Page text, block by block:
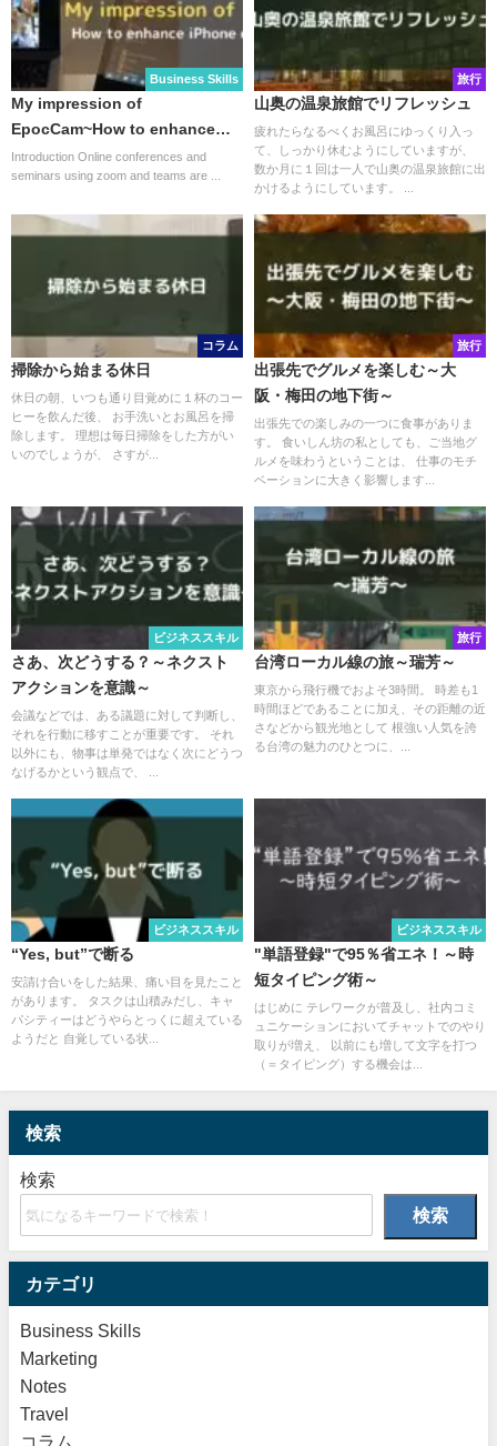
Business Skills
My impression of
EpocCam~How to enhance
iPhone on Business~
Introduction Online conferences and
seminars using zoom and teams are ...
旅行
山奥の温泉旅館でリフレッシュ
疲れたらなるべくお風呂にゆっくり入っ
て、しっかり休むようにしていますが、
数か月に１回は一人で山奥の温泉旅館に出
かけるようにしています。 ...
コラム
掃除から始まる休日
休日の朝、いつも通り目覚めに１杯のコー
ヒーを飲んだ後、 お手洗いとお風呂を掃
除します。 理想は毎日掃除をした方がい
いのでしょうが、 さすが...
旅行
出張先でグルメを楽しむ～大
阪・梅田の地下街～
出張先での楽しみの一つに食事がありま
す。 食いしん坊の私としても、ご当地グ
ルメを味わうということは、 仕事のモチ
ベーションに大きく影響します...
ビジネススキル
さあ、次どうする？～ネクスト
アクションを意識～
会議などでは、ある議題に対して判断し、
それを行動に移すことが重要です。 それ
以外にも、物事は単発ではなく次にどうつ
なげるかという観点で、 ...
旅行
台湾ローカル線の旅～瑞芳～
東京から飛行機でおよそ3時間。 時差も1
時間ほどであることに加え、その距離の近
さなどから観光地として 根強い人気を誇
る台湾の魅力のひとつに、...
ビジネススキル
“Yes, but”で断る
安請け合いをした結果、痛い目を見たこと
があります。 タスクは山積みだし、キャ
パシティーはどうやらとっくに超えている
ようだと 自覚している状...
ビジネススキル
"単語登録"で95％省エネ！～時
短タイピング術～
はじめに テレワークが普及し、社内コミ
ュニケーションにおいてチャットでのやり
取りが増え、 以前にも増して文字を打つ
（＝タイピング）する機会は...
検索
検索
検索
カテゴリ
Business Skills
Marketing
Notes
Travel
コラム